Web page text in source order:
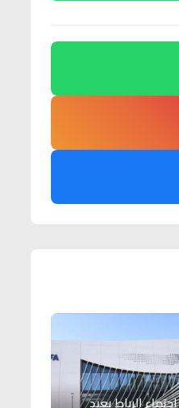
اجتماع الرباط يعيد